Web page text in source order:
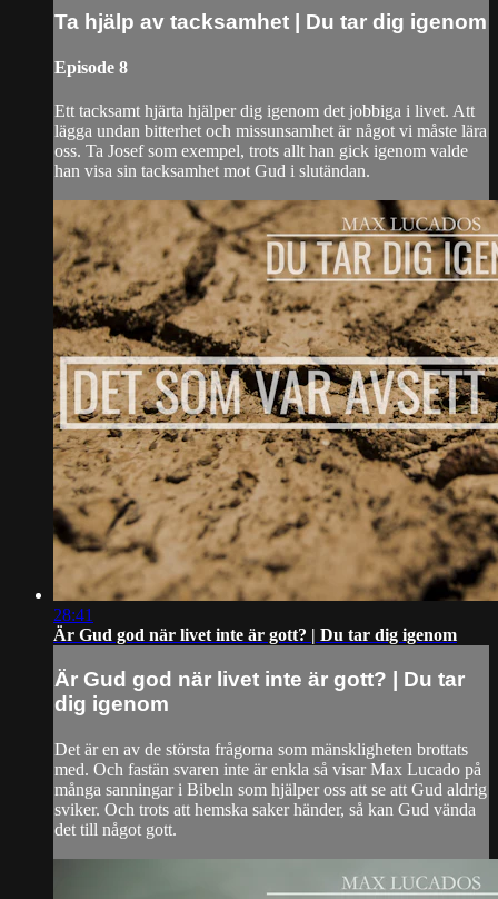
Ta hjälp av tacksamhet | Du tar dig igenom
Episode 8
Ett tacksamt hjärta hjälper dig igenom det jobbiga i livet. Att
lägga undan bitterhet och missunsamhet är något vi måste lära
oss. Ta Josef som exempel, trots allt han gick igenom valde
han visa sin tacksamhet mot Gud i slutändan.
28:41
Är Gud god när livet inte är gott? | Du tar dig igenom
Är Gud god när livet inte är gott? | Du tar
dig igenom
Det är en av de största frågorna som mänskligheten brottats
med. Och fastän svaren inte är enkla så visar Max Lucado på
många sanningar i Bibeln som hjälper oss att se att Gud aldrig
sviker. Och trots att hemska saker händer, så kan Gud vända
det till något gott.